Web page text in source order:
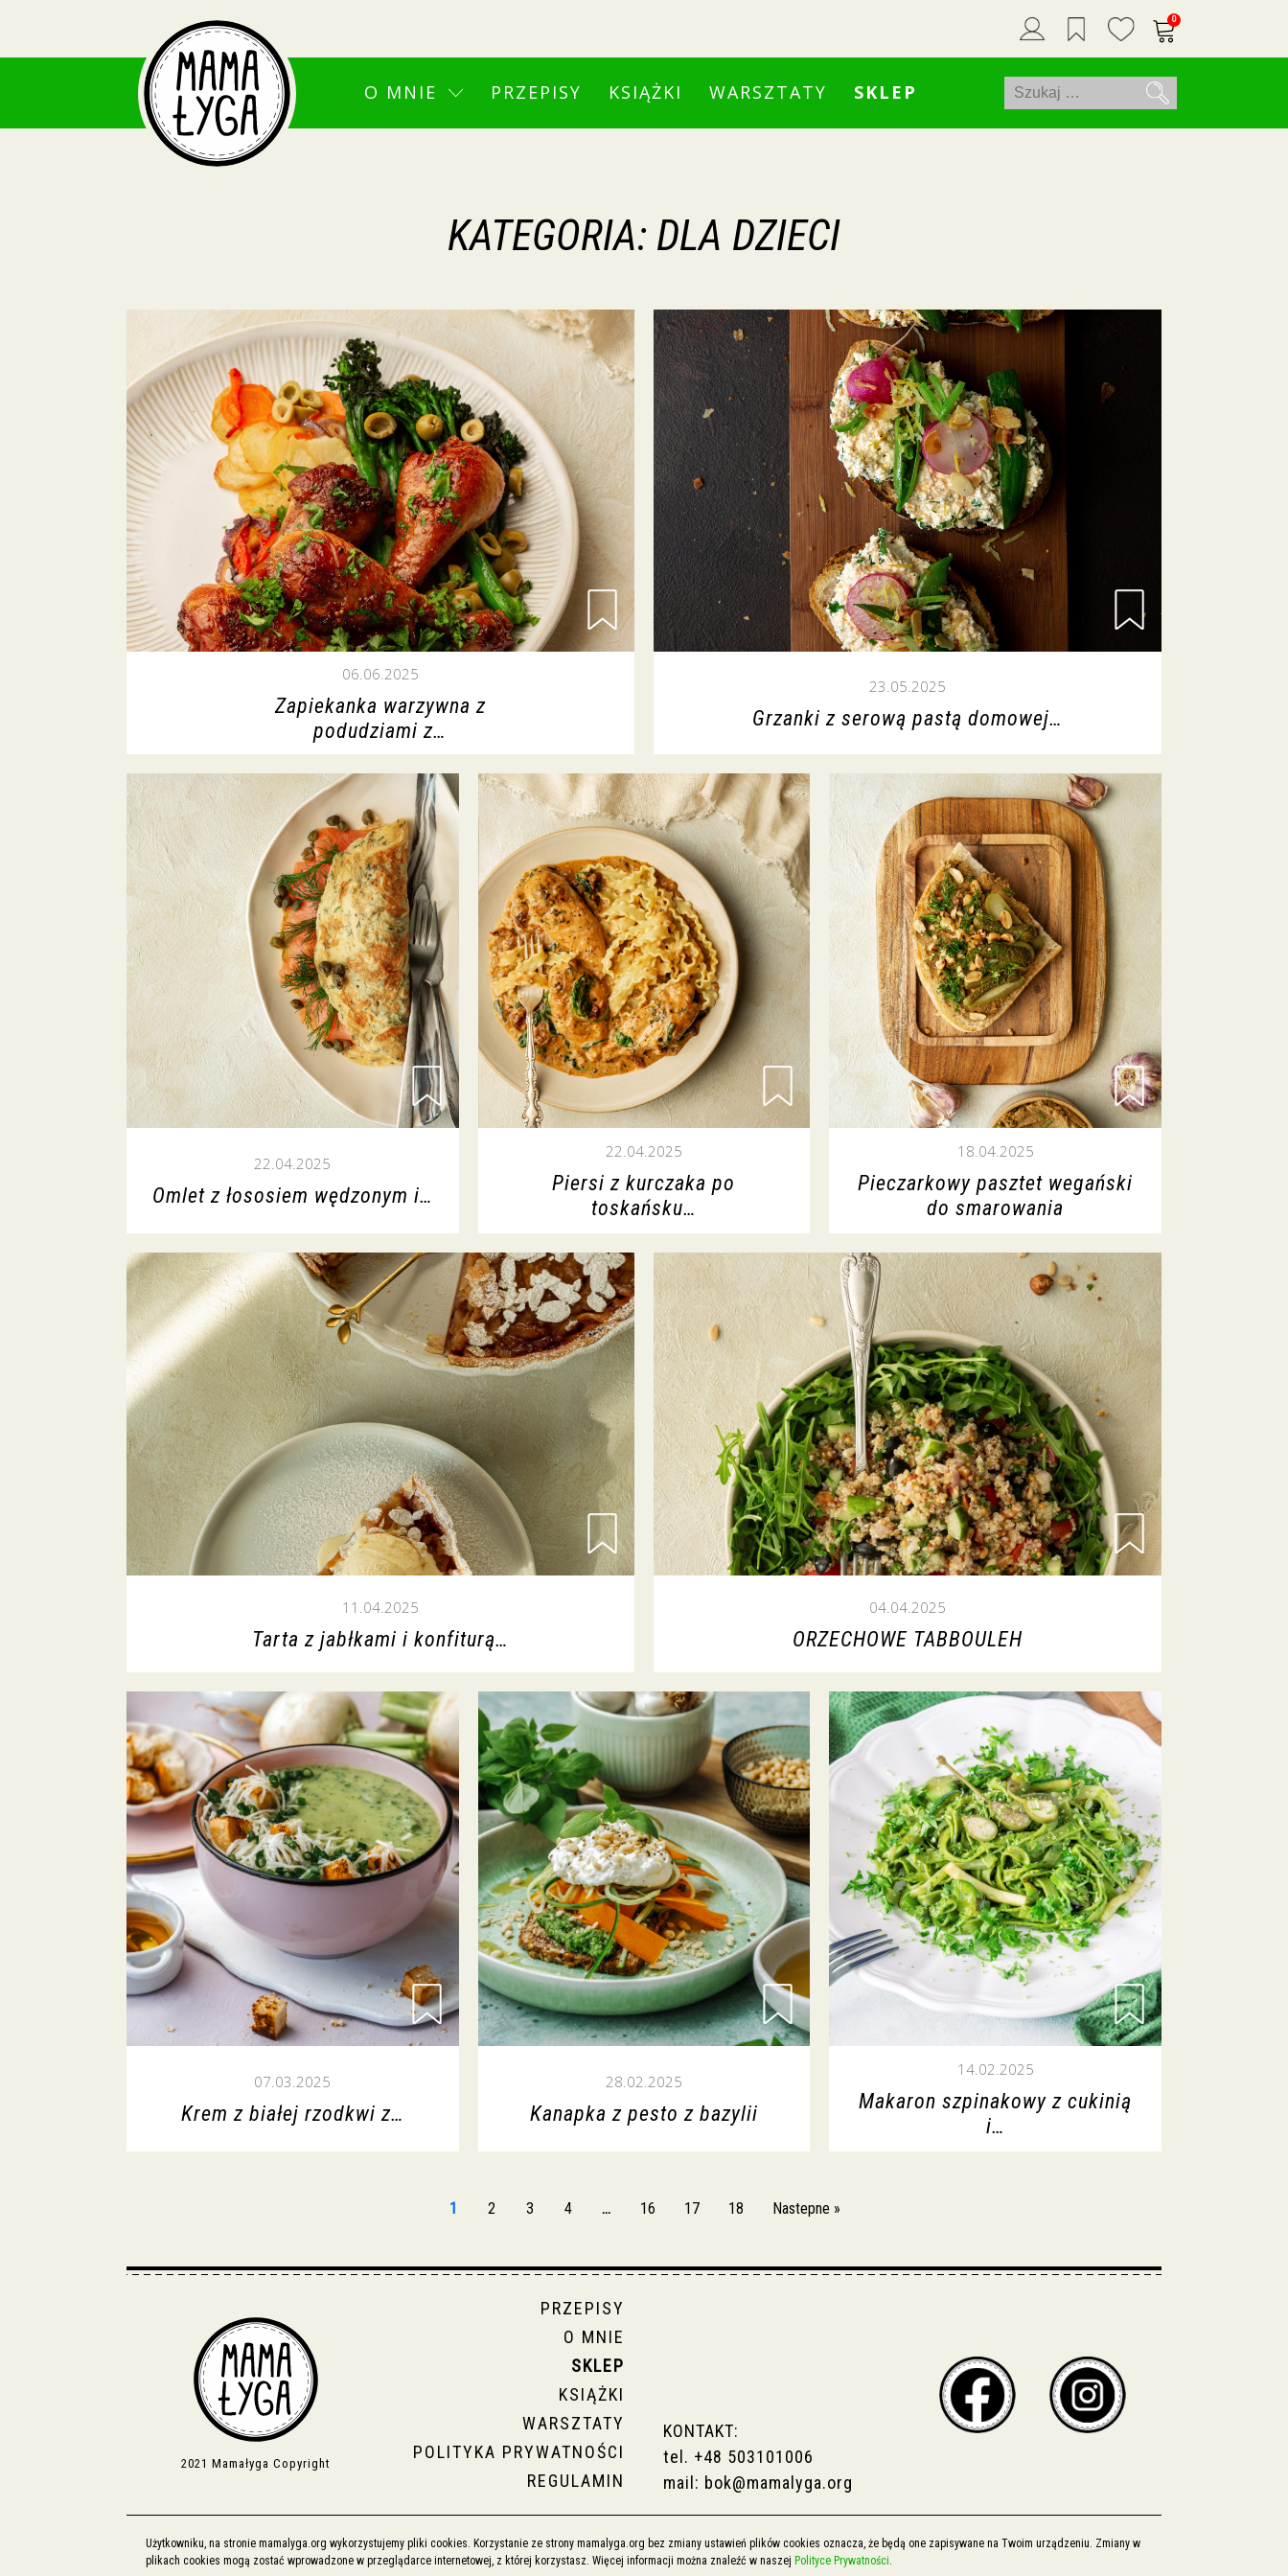
0
O MNIE PRZEPISY KSIĄŻKI WARSZTATY SKLEP Szukaj:
KATEGORIA: DLA DZIECI
06.06.2025
Zapiekanka warzywna z
podudziami z…
23.05.2025
Grzanki z serową pastą domowej…
22.04.2025
Omlet z łososiem wędzonym i…
22.04.2025
Piersi z kurczaka po
toskańsku…
18.04.2025
Pieczarkowy pasztet wegański
do smarowania
11.04.2025
Tarta z jabłkami i konfiturą…
04.04.2025
ORZECHOWE TABBOULEH
07.03.2025
Krem z białej rzodkwi z…
28.02.2025
Kanapka z pesto z bazylii
14.02.2025
Makaron szpinakowy z cukinią
i…
1 2 3 4 … 16 17 18 Nastepne »
2021 Mamałyga Copyright
PRZEPISY
O MNIE
SKLEP
KSIĄŻKI
WARSZTATY
POLITYKA PRYWATNOŚCI
REGULAMIN
KONTAKT:
tel. +48 503101006
mail: bok@mamalyga.org
Użytkowniku, na stronie mamalyga.org wykorzystujemy pliki cookies. Korzystanie ze strony mamalyga.org bez zmiany ustawień plików cookies oznacza, że będą one zapisywane na Twoim urządzeniu. Zmiany w
plikach cookies mogą zostać wprowadzone w przeglądarce internetowej, z której korzystasz. Więcej informacji można znaleźć w naszej Polityce Prywatności.